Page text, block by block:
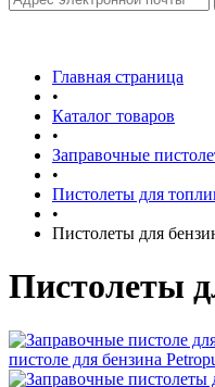
Главная страница
•
Каталог товаров
•
Заправочные
•
Пистолеты для
•
Пистолеты для
Пистолеты
пистоле для бензина